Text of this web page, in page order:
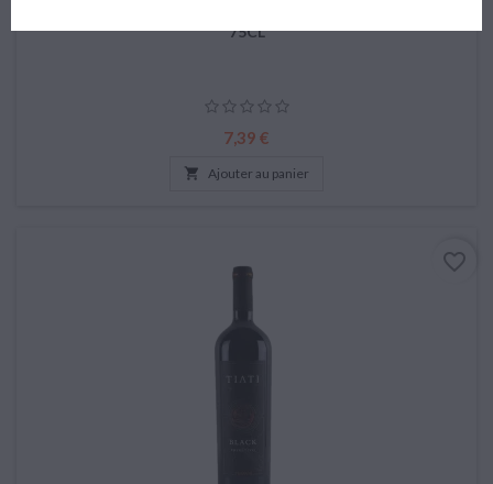
75CL
Prix
7,39 €
 Ajouter au panier
favorite_border